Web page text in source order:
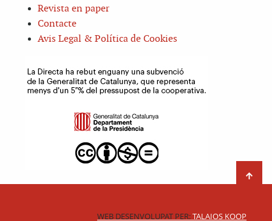
Revista en paper
Contacte
Avis Legal & Política de Cookies
WEB DESENVOLUPAT PER:TALAIOS KOOP